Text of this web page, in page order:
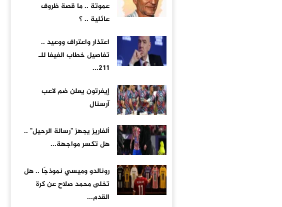
عموتة .. ما قصة ظروف
عائلية .. ؟
اعتذار واعتراف ووعيد ..
تفاصيل خطاب الفيفا للـ
211...
إيفرتون يعلن ضم لاعب
آرسنال
ألفاريز يجهز "رسالة الرحيل" ..
هل تكسر مواجهة...
رونالدو وميسي نموذجًا .. هل
تخلى محمد صلاح عن كرة
القدم...